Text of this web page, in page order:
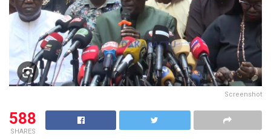
Screenshot
588
SHARES